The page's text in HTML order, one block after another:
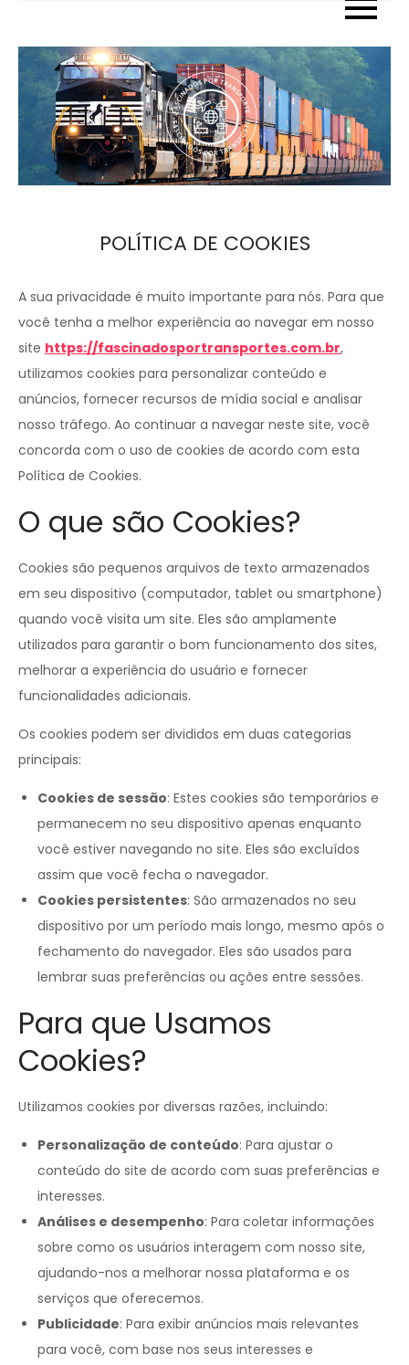
content
POLÍTICA DE COOKIES
A sua privacidade é muito importante para nós. Para que
você tenha a melhor experiência ao navegar em nosso
site https://fascinadosportransportes.com.br,
utilizamos cookies para personalizar conteúdo e
anúncios, fornecer recursos de mídia social e analisar
nosso tráfego. Ao continuar a navegar neste site, você
concorda com o uso de cookies de acordo com esta
Política de Cookies.
O que são Cookies?
Cookies são pequenos arquivos de texto armazenados
em seu dispositivo (computador, tablet ou smartphone)
quando você visita um site. Eles são amplamente
utilizados para garantir o bom funcionamento dos sites,
melhorar a experiência do usuário e fornecer
funcionalidades adicionais.
Os cookies podem ser divididos em duas categorias
principais:
Cookies de sessão: Estes cookies são temporários e
permanecem no seu dispositivo apenas enquanto
você estiver navegando no site. Eles são excluídos
assim que você fecha o navegador.
Cookies persistentes: São armazenados no seu
dispositivo por um período mais longo, mesmo após o
fechamento do navegador. Eles são usados para
lembrar suas preferências ou ações entre sessões.
Para que Usamos
Cookies?
Utilizamos cookies por diversas razões, incluindo:
Personalização de conteúdo: Para ajustar o
conteúdo do site de acordo com suas preferências e
interesses.
Análises e desempenho: Para coletar informações
sobre como os usuários interagem com nosso site,
ajudando-nos a melhorar nossa plataforma e os
serviços que oferecemos.
Publicidade: Para exibir anúncios mais relevantes
para você, com base nos seus interesses e